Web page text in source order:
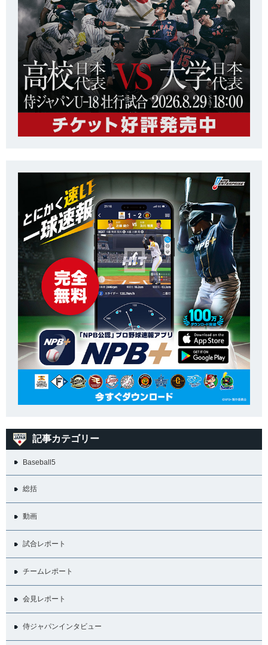
記事カテゴリー
Baseball5
総括
動画
試合レポート
チームレポート
会見レポート
侍ジャパンインタビュー